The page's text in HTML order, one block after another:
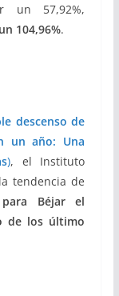
un 57,92%,
104,96%.
descenso de
un año: Una
), el Instituto
tendencia de
Béjar
el
de los último